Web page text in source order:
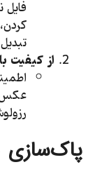
از کیفیت
پاک‌سازی